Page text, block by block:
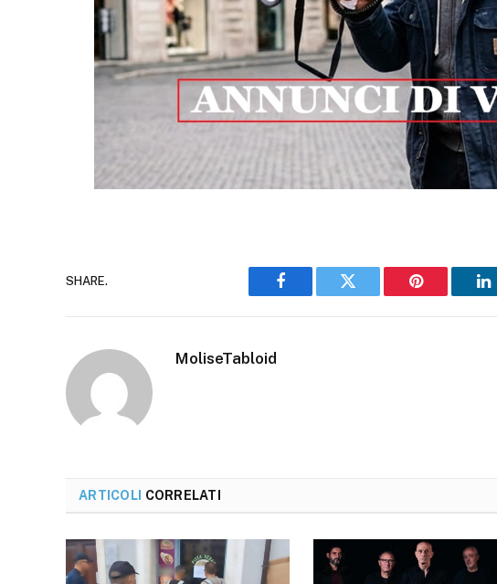
SHARE.
Facebook Twitter Pinterest
MoliseTabloid
ARTICOLI CORRELATI